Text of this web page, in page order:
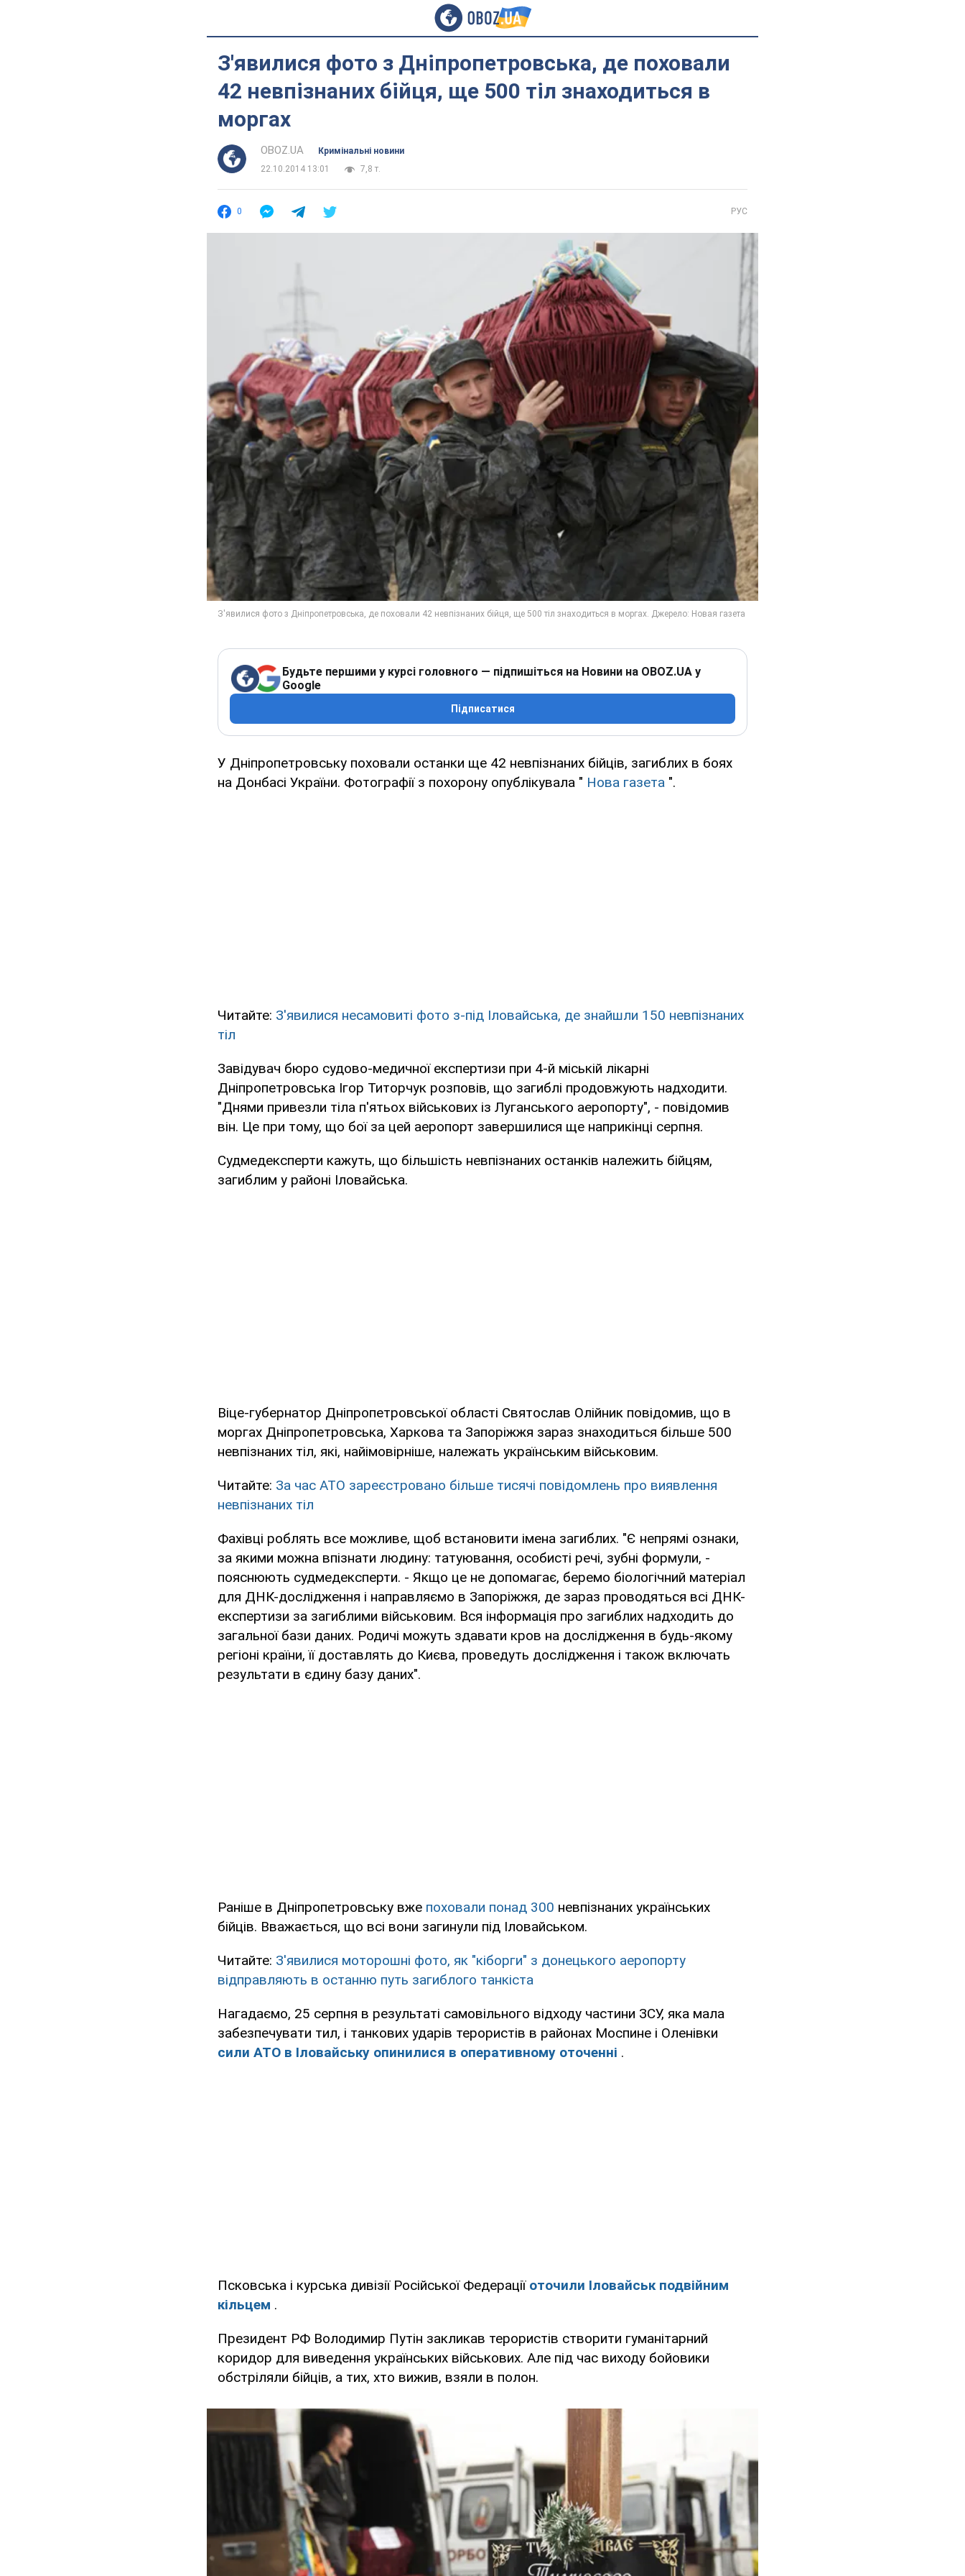
З'явилися фото з Дніпропетровська, де поховали
42 невпізнаних бійця, ще 500 тіл знаходиться в
моргах
OBOZ.UA
Кримінальні новини
22.10.2014 13:01
7,8 т.
0 РУС
Будьте першими у курсі головного — підпишіться на Новини на OBOZ.UA у
Google
Підписатися
У Дніпропетровську поховали останки ще 42 невпізнаних бійців, загиблих в боях
на Донбасі України. Фотографії з похорону опублікувала " Нова газета ".
Читайте: З'явилися несамовиті фото з-під Іловайська, де знайшли 150 невпізнаних
тіл
Завідувач бюро судово-медичної експертизи при 4-й міській лікарні
Дніпропетровська Ігор Титорчук розповів, що загиблі продовжують надходити.
"Днями привезли тіла п'ятьох військових із Луганського аеропорту", - повідомив
він. Це при тому, що бої за цей аеропорт завершилися ще наприкінці серпня.
Судмедексперти кажуть, що більшість невпізнаних останків належить бійцям,
загиблим у районі Іловайська.
Віце-губернатор Дніпропетровської області Святослав Олійник повідомив, що в
моргах Дніпропетровська, Харкова та Запоріжжя зараз знаходиться більше 500
невпізнаних тіл, які, найімовірніше, належать українським військовим.
Читайте: За час АТО зареєстровано більше тисячі повідомлень про виявлення
невпізнаних тіл
Фахівці роблять все можливе, щоб встановити імена загиблих. "Є непрямі ознаки,
за якими можна впізнати людину: татуювання, особисті речі, зубні формули, -
пояснюють судмедексперти. - Якщо це не допомагає, беремо біологічний матеріал
для ДНК-дослідження і направляємо в Запоріжжя, де зараз проводяться всі ДНК-
експертизи за загиблими військовим. Вся інформація про загиблих надходить до
загальної бази даних. Родичі можуть здавати кров на дослідження в будь-якому
регіоні країни, її доставлять до Києва, проведуть дослідження і також включать
результати в єдину базу даних".
Раніше в Дніпропетровську вже поховали понад 300 невпізнаних українських
бійців. Вважається, що всі вони загинули під Іловайськом.
Читайте: З'явилися моторошні фото, як "кіборги" з донецького аеропорту
відправляють в останню путь загиблого танкіста
Нагадаємо, 25 серпня в результаті самовільного відходу частини ЗСУ, яка мала
забезпечувати тил, і танкових ударів терористів в районах Моспине і Оленівки
сили АТО в Іловайську опинилися в оперативному оточенні .
Псковська і курська дивізії Російської Федерації оточили Іловайськ подвійним
кільцем .
Президент РФ Володимир Путін закликав терористів створити гуманітарний
коридор для виведення українських військових. Але під час виходу бойовики
обстріляли бійців, а тих, хто вижив, взяли в полон.